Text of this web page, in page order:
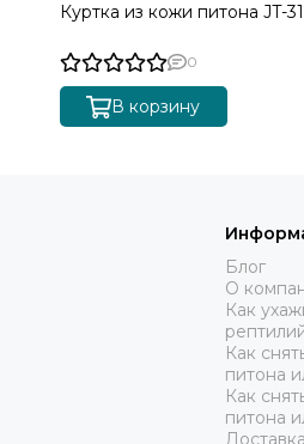
Куртка из кожи питона JT-31
0
В корзину
Блог
О
Как
Как
питона
Как
питона